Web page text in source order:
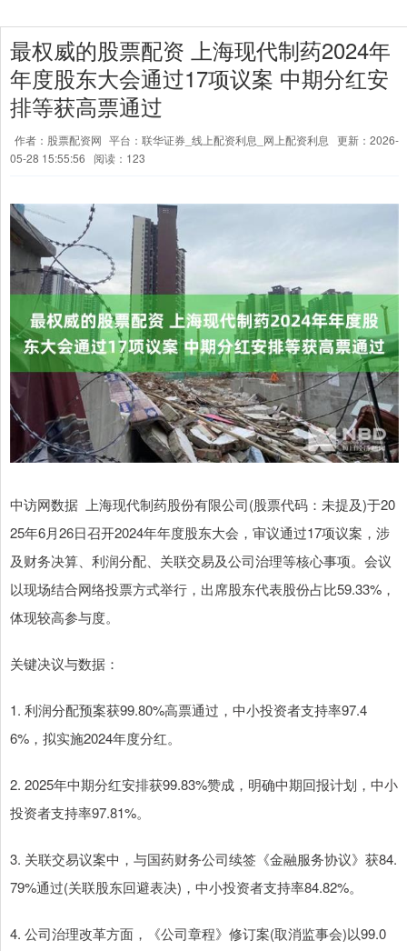
最权威的股票配资 上海现代制药2024年
年度股东大会通过17项议案 中期分红安
排等获高票通过
作者：股票配资网 平台：联华证券_线上配资利息_网上配资利息
更新：2026-
05-28 15:55:56
阅读：123
中访网数据 上海现代制药股份有限公司(股票代码：未提及)于20
25年6月26日召开2024年年度股东大会，审议通过17项议案，涉
及财务决算、利润分配、关联交易及公司治理等核心事项。会议
以现场结合网络投票方式举行，出席股东代表股份占比59.33%，
体现较高参与度。
关键决议与数据：
1. 利润分配预案获99.80%高票通过，中小投资者支持率97.4
6%，拟实施2024年度分红。
2. 2025年中期分红安排获99.83%赞成，明确中期回报计划，中小
投资者支持率97.81%。
3. 关联交易议案中，与国药财务公司续签《金融服务协议》获84.
79%通过(关联股东回避表决)，中小投资者支持率84.82%。
4. 公司治理改革方面，《公司章程》修订案(取消监事会)以99.0